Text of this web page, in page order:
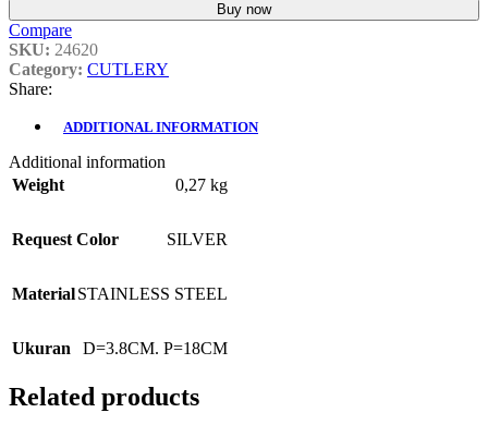
Buy now
Compare
SKU: 24620
Category: CUTLERY
Share:
ADDITIONAL INFORMATION
Additional information
Weight
0,27 kg
Request Color SILVER
MaterialSTAINLESS STEEL
Ukuran D=3.8CM. P=18CM
Related products